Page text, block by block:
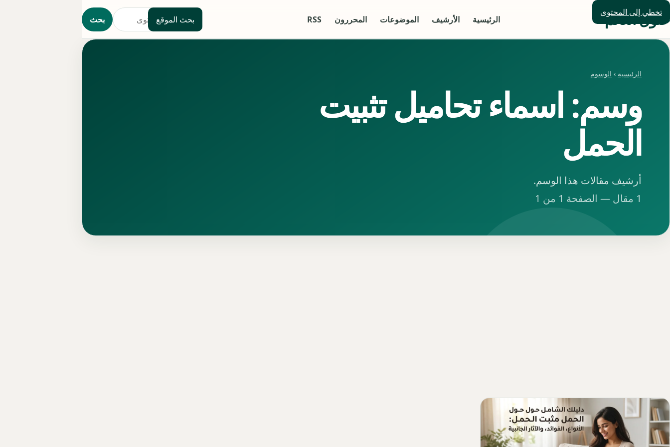
تخطي إلى المحتوى
حلول العالم الرئيسية الأرشيف الموضوعات المحررون RSS بحث الموقع بحث
الرئيسية › الوسوم
وسم: اسماء تحاميل تثبيت
الحمل
أرشيف مقالات هذا الوسم.
1 مقال — الصفحة 1 من 1